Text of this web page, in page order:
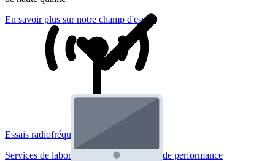
En savoir plus sur notre champ d'essais
Essais radiofréquences
Services de laboratoire réglementaires et de performance